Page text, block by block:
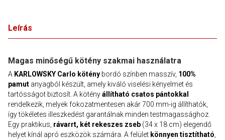
Leírás
Magas minőségű kötény szakmai használatra
A KARLOWSKY Carlo kötény bordó színben masszív, 100%
pamut anyagból készült, amely kiváló viselési kényelmet és
tartósságot biztosít. A kötényállítható csatos pántokkal
rendelkezik, melyek fokozatmentesen akár 700 mm-ig állíthatók,
így tökéletes illeszkedést garantálnak minden testmagassághoz.
Egy praktikus, rávarrt, két rekeszes zseb (34 x 18 cm) elegendő
helyet kínál apró eszközök számára. A felület könnyen tisztítható